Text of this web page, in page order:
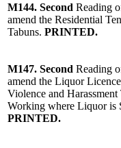
M144. Second Reading
amend the Residential
Tabuns. PRINTED.
M147. Second Reading
amend the Liquor
Violence and
Working where Liquor is
PRINTED.